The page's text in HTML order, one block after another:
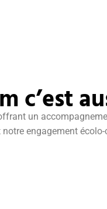
c’est
un
engagement écolo-